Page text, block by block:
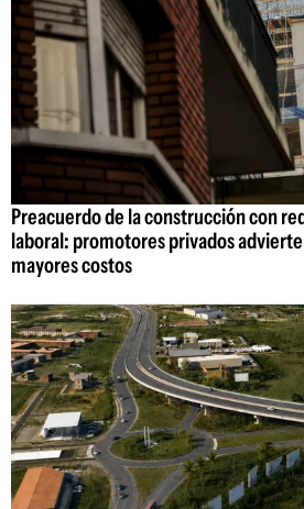
Preacuerdo de la construcción con
laboral: promotores privados
mayores costos